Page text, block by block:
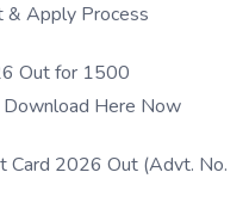
& Apply Process
Out for 1500
Download Here Now
Card 2026 Out (Advt. No.